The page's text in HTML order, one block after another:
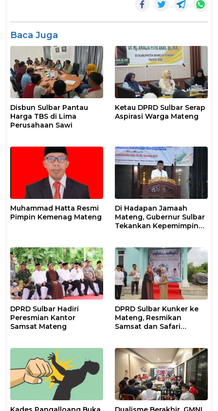
Baca Juga
Disbun Sulbar Pantau
Harga TBS di Lima
Perusahaan Sawi
Ketau DPRD Sulbar Serap
Aspirasi Warga Mateng
Muhammad Hatta Resmi
Pimpin Kemenag Mateng
Di Hadapan Jamaah
Mateng, Gubernur Sulbar
Tekankan Kepemimpinan
DPRD Sulbar Hadiri
Peresmian Kantor
Samsat Mateng
DPRD Sulbar Kunker ke
Mateng, Resmikan
Samsat dan Safari